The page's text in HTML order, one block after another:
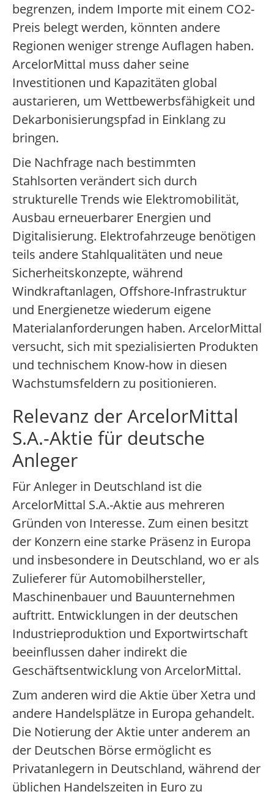
begrenzen, indem Importe mit einem CO2-
Preis belegt werden, könnten andere
Regionen weniger strenge Auflagen haben.
ArcelorMittal muss daher seine
Investitionen und Kapazitäten global
austarieren, um Wettbewerbsfähigkeit und
Dekarbonisierungspfad in Einklang zu
bringen.
Die Nachfrage nach bestimmten
Stahlsorten verändert sich durch
strukturelle Trends wie Elektromobilität,
Ausbau erneuerbarer Energien und
Digitalisierung. Elektrofahrzeuge benötigen
teils andere Stahlqualitäten und neue
Sicherheitskonzepte, während
Windkraftanlagen, Offshore-Infrastruktur
und Energienetze wiederum eigene
Materialanforderungen haben. ArcelorMittal
versucht, sich mit spezialisierten Produkten
und technischem Know-how in diesen
Wachstumsfeldern zu positionieren.
Relevanz der ArcelorMittal
S.A.-Aktie für deutsche
Anleger
Für Anleger in Deutschland ist die
ArcelorMittal S.A.-Aktie aus mehreren
Gründen von Interesse. Zum einen besitzt
der Konzern eine starke Präsenz in Europa
und insbesondere in Deutschland, wo er als
Zulieferer für Automobilhersteller,
Maschinenbauer und Bauunternehmen
auftritt. Entwicklungen in der deutschen
Industrieproduktion und Exportwirtschaft
beeinflussen daher indirekt die
Geschäftsentwicklung von ArcelorMittal.
Zum anderen wird die Aktie über Xetra und
andere Handelsplätze in Europa gehandelt.
Die Notierung der Aktie unter anderem an
der Deutschen Börse ermöglicht es
Privatanlegern in Deutschland, während der
üblichen Handelszeiten in Euro zu